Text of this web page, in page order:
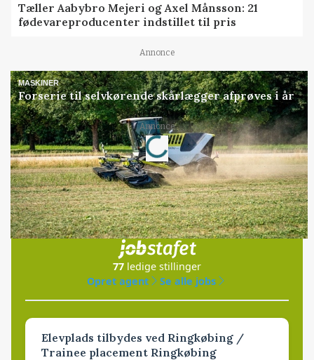
Tæller Aabybro Mejeri og Axel Månsson: 21
fødevareproducenter indstillet til pris
Annonce
MASKINER
Forserie til selvkørende skårlægger afprøves i år
Annonce
Loading...
Jobs
i samarbejde med
77 ledige stillinger
Opret agent
Se alle jobs
Elevplads tilbydes ved Ringkøbing /
Trainee placement Ringkøbing